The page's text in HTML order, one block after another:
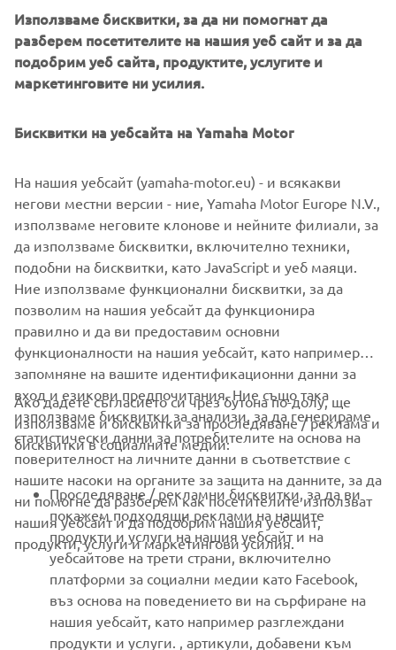
Фабрична защита- Само оригиналните части на
Yamaha, произведени от Yamaha за Yamaha,
осигуряват качество на фабрично ниво, защита и
безпроблемна гаранционна поддръжка от вашия
Перфектна съвместимост– проектирани от
отговарят на заводските допуски и работят точно
по предназначение.
Дълготрайна стойност- Оригиналните части
помагат да се поддържа гаранцията на Yamaha,
да се запази заводското качество и да се
поддържа висока стойност при препродажба.
CORPORATE
FOR BUSINESS
MORE YAMAHA
SUPPORT
НОВИНАРСКИ БЮЛЕТИН
Използваме бисквитки, за да ни помогнат да
разберем посетителите на нашия уеб сайт и за да
подобрим уеб сайта, продуктите, услугите и
маркетинговите ни усилия.
Бисквитки на уебсайта на Yamaha Motor
На нашия уебсайт (yamaha-motor.eu) - и всякакви
негови местни версии - ние, Yamaha Motor Europe N.V.,
използваме неговите клонове и нейните филиали, за
да използваме бисквитки, включително техники,
подобни на бисквитки, като JavaScript и уеб маяци.
Ние използваме функционални бисквитки, за да
позволим на нашия уебсайт да функционира
правилно и да ви предоставим основни
функционалности на нашия уебсайт, като например
запомняне на вашите идентификационни данни за
вход и езикови предпочитания. Ние също така
използваме бисквитки за анализи, за да генерираме
статистически данни за потребителите на основа на
поверителност на личните данни в съответствие с
нашите насоки на органите за защита на данните, за да
ни помогне да разберем как посетителите използват
нашия уебсайт и да подобрим нашия уебсайт,
продукти, услуги и маркетингови усилия.
Ако дадете съгласието си чрез бутона по-долу, ще
използваме и бисквитки за проследяване / реклама и
бисквитки в социалните медии:
Проследяване / рекламни бисквитки, за да ви
покажем подходящи реклами на нашите
продукти и услуги на нашия уебсайт и на
уебсайтове на трети страни, включително
платформи за социални медии като Facebook,
въз основа на поведението ви на сърфиране на
нашия уебсайт, като например разглеждани
продукти и услуги. , артикули, добавени към